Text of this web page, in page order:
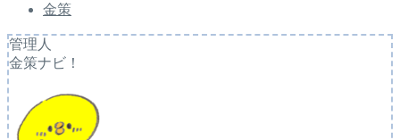
金策
管理人
金策ナビ！